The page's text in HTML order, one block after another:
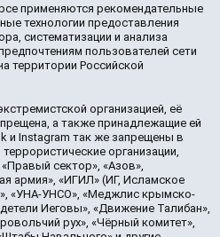
применяются рекомендательные
технологии предоставления
систематизации и анализа
пользователей сети
территории Российской
организацией, её
а также принадлежащие ей
и Instagram так же запрещены в
организации,
сектор», «Азов»,
армия», «ИГИЛ» (ИГ, Исламское
«УНА-УНСО», «Меджлис крымско-
Иеговы», «Движение Талибан»,
рух», «Чёрный комитет»,